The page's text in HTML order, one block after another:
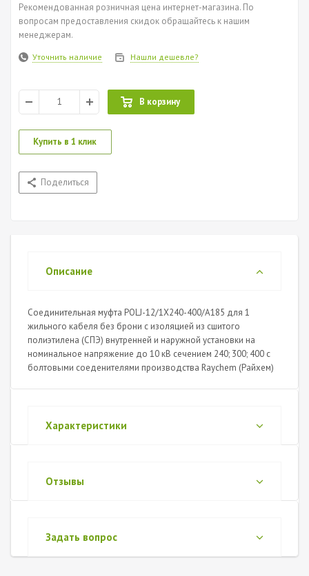
Рекомендованная розничная цена интернет-магазина. По
вопросам предоставления скидок обращайтесь к нашим
менеджерам.
Уточнить наличие Нашли дешевле?
В корзину
Купить в 1 клик
Поделиться
Описание
Соединительная муфта POLJ-12/1X240-400/A185 для 1
жильного кабеля без брони с изоляцией из сшитого
полиэтилена (СПЭ) внутренней и наружной установки на
номинальное напряжение до 10 кВ сечением 240; 300; 400 с
болтовыми соеденителями производства Raychem (Райхем)
Характеристики
Отзывы
Задать вопрос